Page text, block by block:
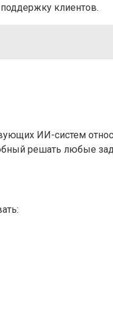
клиентов.
ИИ-систем
решать любые